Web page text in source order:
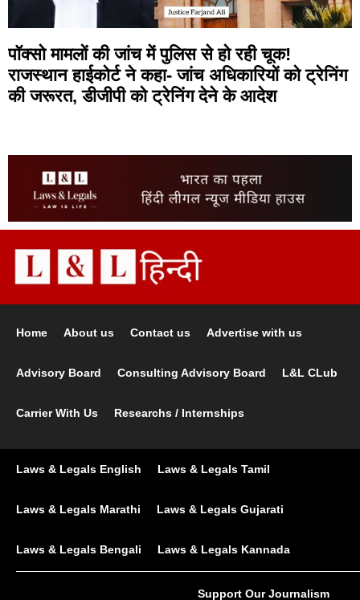
पॉक्सो मामलों की जांच में पुलिस से हो रही चूक!
राजस्थान हाईकोर्ट ने कहा- जांच अधिकारियों को ट्रेनिंग
की जरूरत, डीजीपी को ट्रेनिंग देने के आदेश
Home About us Contact us Advertise with us
Advisory Board Consulting Advisory Board L&L CLub
Carrier With Us Researchs / Internships
Laws & Legals English Laws & Legals Tamil
Laws & Legals Marathi Laws & Legals Gujarati
Laws & Legals Bengali Laws & Legals Kannada
Support Our Journalism